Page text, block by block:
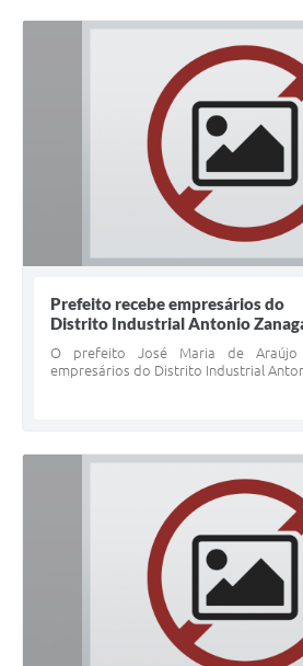
Prefeito recebe empresários do
Distrito Industrial Antonio
O prefeito José Maria de Araújo
empresários do Distrito Industrial